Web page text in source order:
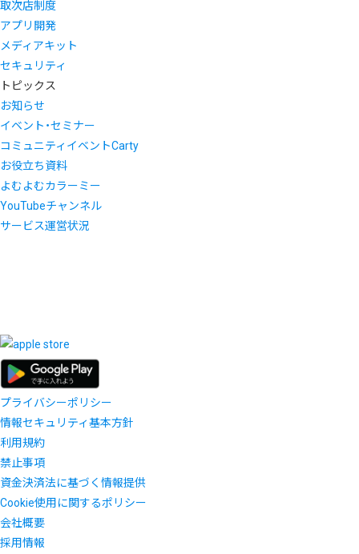
取次店制度
アプリ開発
メディアキット
セキュリティ
トピックス
お知らせ
イベント・セミナー
コミュニティイベントCarty
お役立ち資料
よむよむカラーミー
YouTubeチャンネル
サービス運営状況
プライバシーポリシー
情報セキュリティ基本方針
利用規約
禁止事項
資金決済法に基づく情報提供
Cookie使用に関するポリシー
会社概要
採用情報